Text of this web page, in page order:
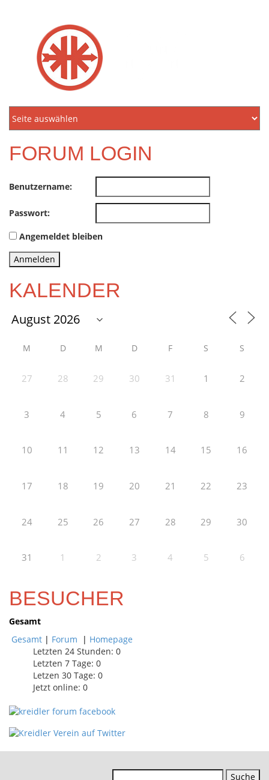
FORUM LOGIN
Benutzername:
Passwort:
Angemeldet bleiben
Anmelden
KALENDER
M D M D F S S
27 28 29 30 31 1 2
3 4 5 6 7 8 9
10 11 12 13 14 15 16
17 18 19 20 21 22 23
24 25 26 27 28 29 30
31 1 2 3 4 5 6
BESUCHER
Gesamt
Gesamt | Forum | Homepage
Letzten 24 Stunden: 0
Letzten 7 Tage: 0
Letzen 30 Tage: 0
Jetzt online: 0